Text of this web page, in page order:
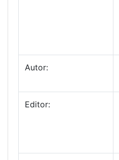
Autor:
Editor: